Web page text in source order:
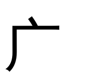
广